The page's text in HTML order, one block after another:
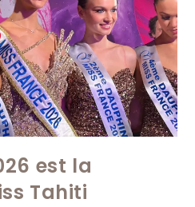
est la
Tahiti